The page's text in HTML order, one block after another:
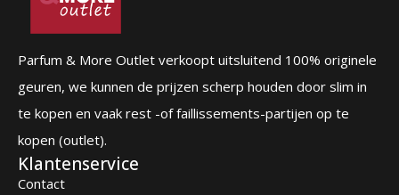
Parfum & More Outlet verkoopt uitsluitend 100% originele
geuren, we kunnen de prijzen scherp houden door slim in
te kopen en vaak rest -of faillissements-partijen op te
kopen (outlet).
Klantenservice
Contact